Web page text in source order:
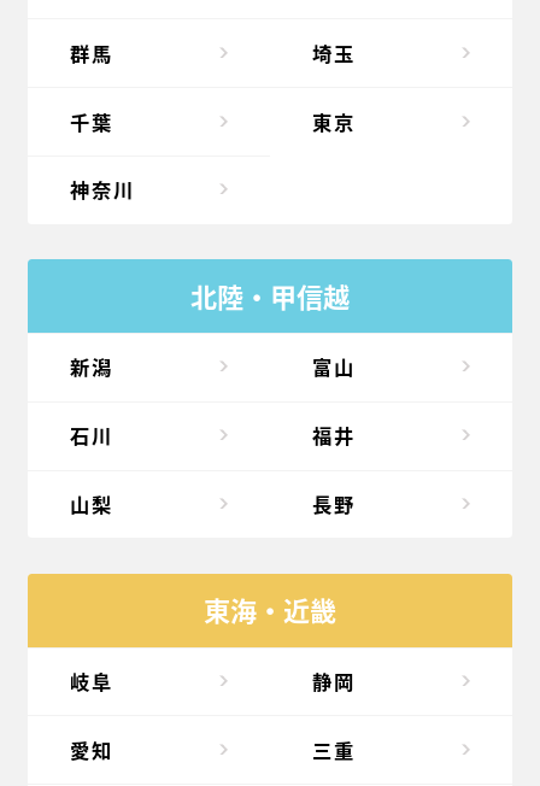
群馬 埼玉
千葉 東京
神奈川
北陸・甲信越
新潟 富山
石川 福井
山梨 長野
東海・近畿
岐阜 静岡
愛知 三重